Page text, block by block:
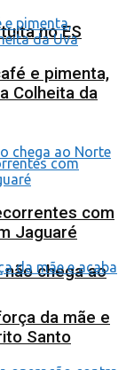
no ES
chega ao
e pimenta,
Colheita da
com
Jaguaré
da mãe e
Santo